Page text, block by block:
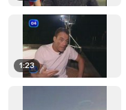
1:23